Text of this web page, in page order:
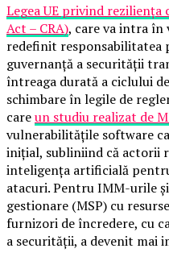
Legea UE privind reziliența
Act – CRA), care va intra în
redefinit responsabilitatea
guvernanță a securității
întreaga durată a ciclului
schimbare în legile de
careun studiu realizat de
vulnerabilitățile software
inițial, subliniind că actorii
inteligența artificială
atacuri. Pentru IMM-urile
gestionare (MSP) cu
furnizori de încredere, cu
a securității, a devenit mai